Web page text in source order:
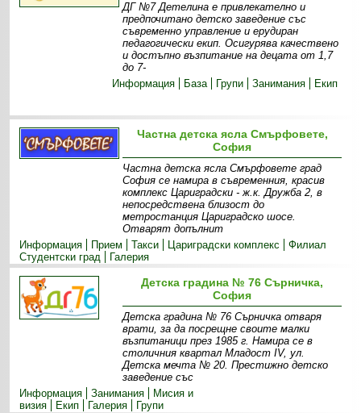
ДГ №7 Детелина е привлекателно и
предпочитано детско заведение със
съвременно управление и ерудиран
педагогически екип. Осигурява качествено
и достъпно възпитание на децата от 1,7
до 7-
Информация
База Групи Занимания Екип
Частна детска ясла Смърфовете,
София
Частна детска ясла Смърфовете град
София се намира в съвременния, красив
комплекс Цариградски - ж.к. Дружба 2, в
непосредствена близост до
метростанция Цариградско шосе.
Отварят допълнит
Информация
Прием Такси Цариградски комплекс
Филиал
Студентски град
Галерия
Детска градина № 76 Сърничка,
София
Детска градина № 76 Сърничка отваря
врати, за да посрещне своите малки
възпитаници през 1985 г. Намира се в
столичния квартал Младост IV, ул.
Детска мечта № 20. Престижно детско
заведение със
Информация
Занимания
Мисия и
визия
Екип Галерия Групи